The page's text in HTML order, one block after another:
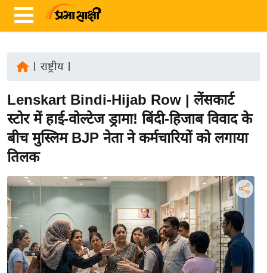
ज़ा
ख
ब
र
ष्ट्री
य
अं
त
र्रा
ष्ट्री
राष्ट्रीय|
Lenskart Bindi-Hijab Row | लेंसकार्ट
स्टोर में हाई-वोल्टेज ड्रामा! बिंदी-हिजाब विवाद के
बीच मुस्लिम BJP नेता ने कर्मचारियों को लगाया
तिलक